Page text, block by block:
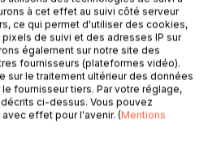
des sociétés. En intégrant
l'auteur réussit à fournir une vue
sociaux dans l'Antiquité, tout en
les structures sociales
français dont les travaux
à cet effet au suivi côté serveur
ce qui permet d'utiliser des cookies,
de suivi et des adresses IP sur
également sur notre site des
fournisseurs (plateformes vidéo).
sur le traitement ultérieur des données
fournisseur tiers. Par votre réglage,
ci-dessus. Vous pouvez
effet pour l'avenir. (Mentions